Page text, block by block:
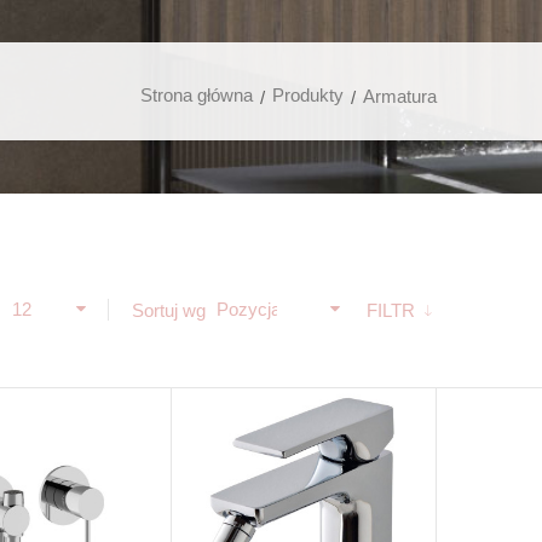
Strona główna Produkty Armatura
Sortuj wg Pozycja FILTR
12